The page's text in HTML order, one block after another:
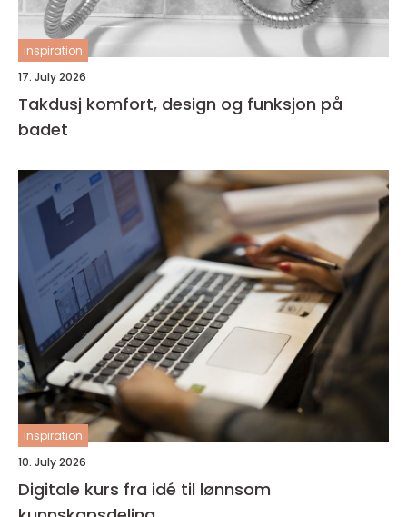
inspiration
17. July 2026
Takdusj komfort, design og funksjon på
badet
inspiration
10. July 2026
Digitale kurs fra idé til lønnsom